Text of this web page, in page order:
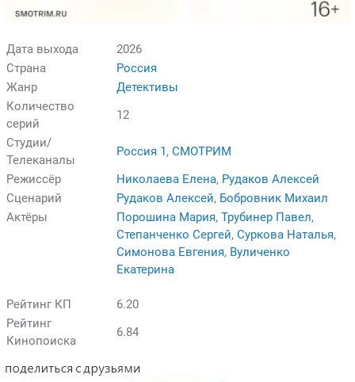
Дата выхода
2026
Страна
Россия
Жанр
Детективы
Количество
серий
12
Студии/
Телеканалы
Россия 1, СМОТРИМ
Режиссёр
Николаева Елена, Рудаков Алексей
Сценарий
Рудаков Алексей, Бобровник Михаил
Актёры
Порошина Мария, Трубинер Павел,
Степанченко Сергей, Суркова Наталья,
Симонова Евгения, Вуличенко
Екатерина
Рейтинг КП
6.20
Рейтинг
Кинопоиска
6.84